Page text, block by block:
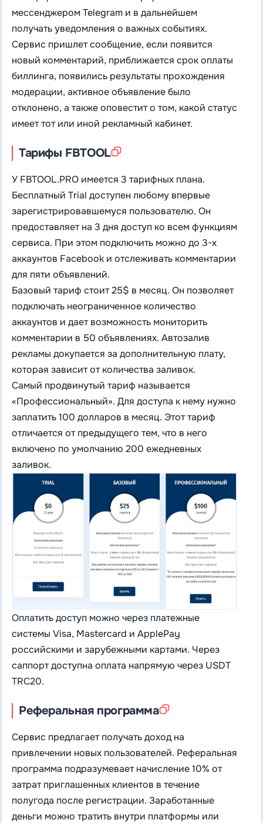
мессенджером Telegram и в дальнейшем
получать уведомления о важных событиях.
Сервис пришлет сообщение, если появится
новый комментарий, приближается срок оплаты
биллинга, появились результаты прохождения
модерации, активное объявление было
отклонено, а также оповестит о том, какой статус
имеет тот или иной рекламный кабинет.
Тарифы FBTOOL
У FBTOOL.PRO имеется 3 тарифных плана.
Бесплатный Trial доступен любому впервые
зарегистрировавшемуся пользователю. Он
предоставляет на 3 дня доступ ко всем функциям
сервиса. При этом подключить можно до 3-х
аккаунтов Facebook и отслеживать комментарии
для пяти объявлений.
Базовый тариф стоит 25$ в месяц. Он позволяет
подключать неограниченное количество
аккаунтов и дает возможность мониторить
комментарии в 50 объявлениях. Автозалив
рекламы докупается за дополнительную плату,
которая зависит от количества заливок.
Самый продвинутый тариф называется
«Профессиональный». Для доступа к нему нужно
заплатить 100 долларов в месяц. Этот тариф
отличается от предыдущего тем, что в него
включено по умолчанию 200 ежедневных
заливок.
Оплатить доступ можно через платежные
системы Visa, Mastercard и ApplePay
российскими и зарубежными картами. Через
саппорт доступна оплата напрямую через USDT
TRC20.
Реферальная программа
Сервис предлагает получать доход на
привлечении новых пользователей. Реферальная
программа подразумевает начисление 10% от
затрат приглашенных клиентов в течение
полугода после регистрации. Заработанные
деньги можно тратить внутри платформы или